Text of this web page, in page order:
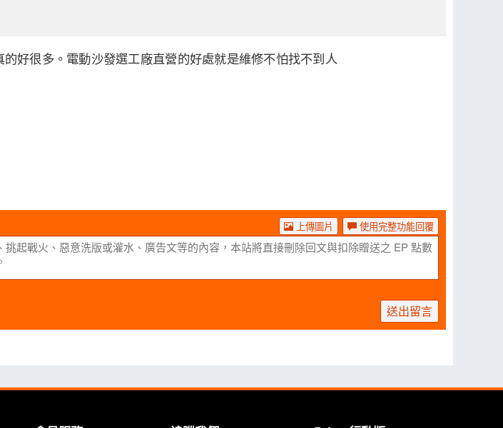
好很多。電動沙發選工廠直營的好處就是維修不怕找不到人
使用完整功能回覆
上傳圖片
送出留言